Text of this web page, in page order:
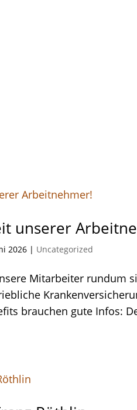
unserer
2026 | Uncategorized
Mitarbeiter rundum
brauchen gute Infos: